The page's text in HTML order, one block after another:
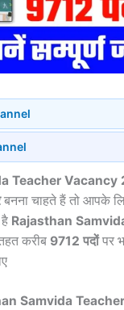
Teacher Vacancy
बनना चाहते हैं तो आपके
Rajasthan
करीब 9712 पदोंपर
Samvida